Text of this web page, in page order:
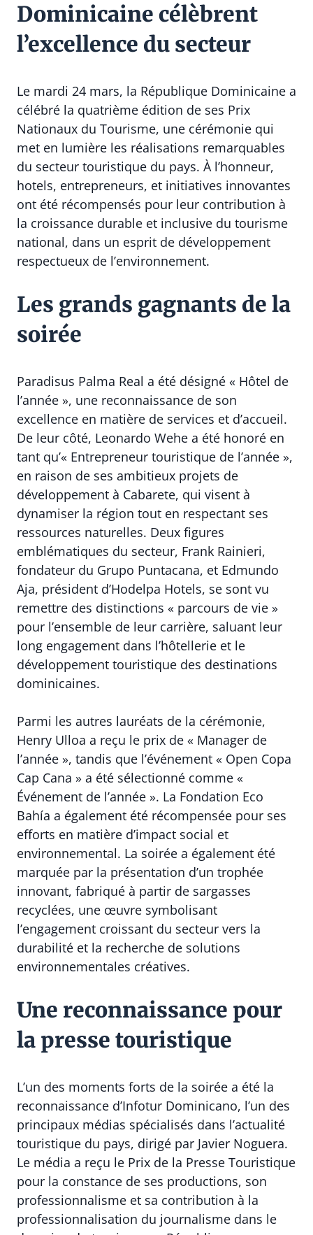
Dominicaine célèbrent
l’excellence du secteur
Le mardi 24 mars, la République Dominicaine a
célébré la quatrième édition de ses Prix
Nationaux du Tourisme, une cérémonie qui
met en lumière les réalisations remarquables
du secteur touristique du pays. À l’honneur,
hotels, entrepreneurs, et initiatives innovantes
ont été récompensés pour leur contribution à
la croissance durable et inclusive du tourisme
national, dans un esprit de développement
respectueux de l’environnement.
Les grands gagnants de la
soirée
Paradisus Palma Real a été désigné « Hôtel de
l’année », une reconnaissance de son
excellence en matière de services et d’accueil.
De leur côté, Leonardo Wehe a été honoré en
tant qu’« Entrepreneur touristique de l’année »,
en raison de ses ambitieux projets de
développement à Cabarete, qui visent à
dynamiser la région tout en respectant ses
ressources naturelles. Deux figures
emblématiques du secteur, Frank Rainieri,
fondateur du Grupo Puntacana, et Edmundo
Aja, président d’Hodelpa Hotels, se sont vu
remettre des distinctions « parcours de vie »
pour l’ensemble de leur carrière, saluant leur
long engagement dans l’hôtellerie et le
développement touristique des destinations
dominicaines.
Parmi les autres lauréats de la cérémonie,
Henry Ulloa a reçu le prix de « Manager de
l’année », tandis que l’événement « Open Copa
Cap Cana » a été sélectionné comme «
Événement de l’année ». La Fondation Eco
Bahía a également été récompensée pour ses
efforts en matière d’impact social et
environnemental. La soirée a également été
marquée par la présentation d’un trophée
innovant, fabriqué à partir de sargasses
recyclées, une œuvre symbolisant
l’engagement croissant du secteur vers la
durabilité et la recherche de solutions
environnementales créatives.
Une reconnaissance pour
la presse touristique
L’un des moments forts de la soirée a été la
reconnaissance d’Infotur Dominicano, l’un des
principaux médias spécialisés dans l’actualité
touristique du pays, dirigé par Javier Noguera.
Le média a reçu le Prix de la Presse Touristique
pour la constance de ses productions, son
professionnalisme et sa contribution à la
professionnalisation du journalisme dans le